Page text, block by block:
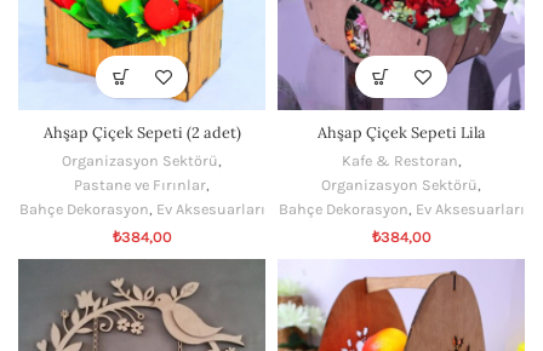
Ahşap Çiçek Sepeti (2 adet)
Organizasyon Sektörü,
Pastane ve Fırınlar,
Bahçe Dekorasyon, Ev Aksesuarları
₺384,00
Ahşap Çiçek Sepeti Lila
Kafe & Restoran,
Organizasyon Sektörü,
Bahçe Dekorasyon, Ev Aksesuarları
₺384,00